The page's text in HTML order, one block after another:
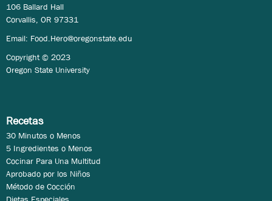
106 Ballard Hall
Corvallis, OR 97331
Email: Food.Hero@oregonstate.edu
Copyright © 2023
Oregon State University
Recetas
30 Minutos o Menos
5 Ingredientes o Menos
Cocinar Para Una Multitud
Aprobado por los Niños
Método de Cocción